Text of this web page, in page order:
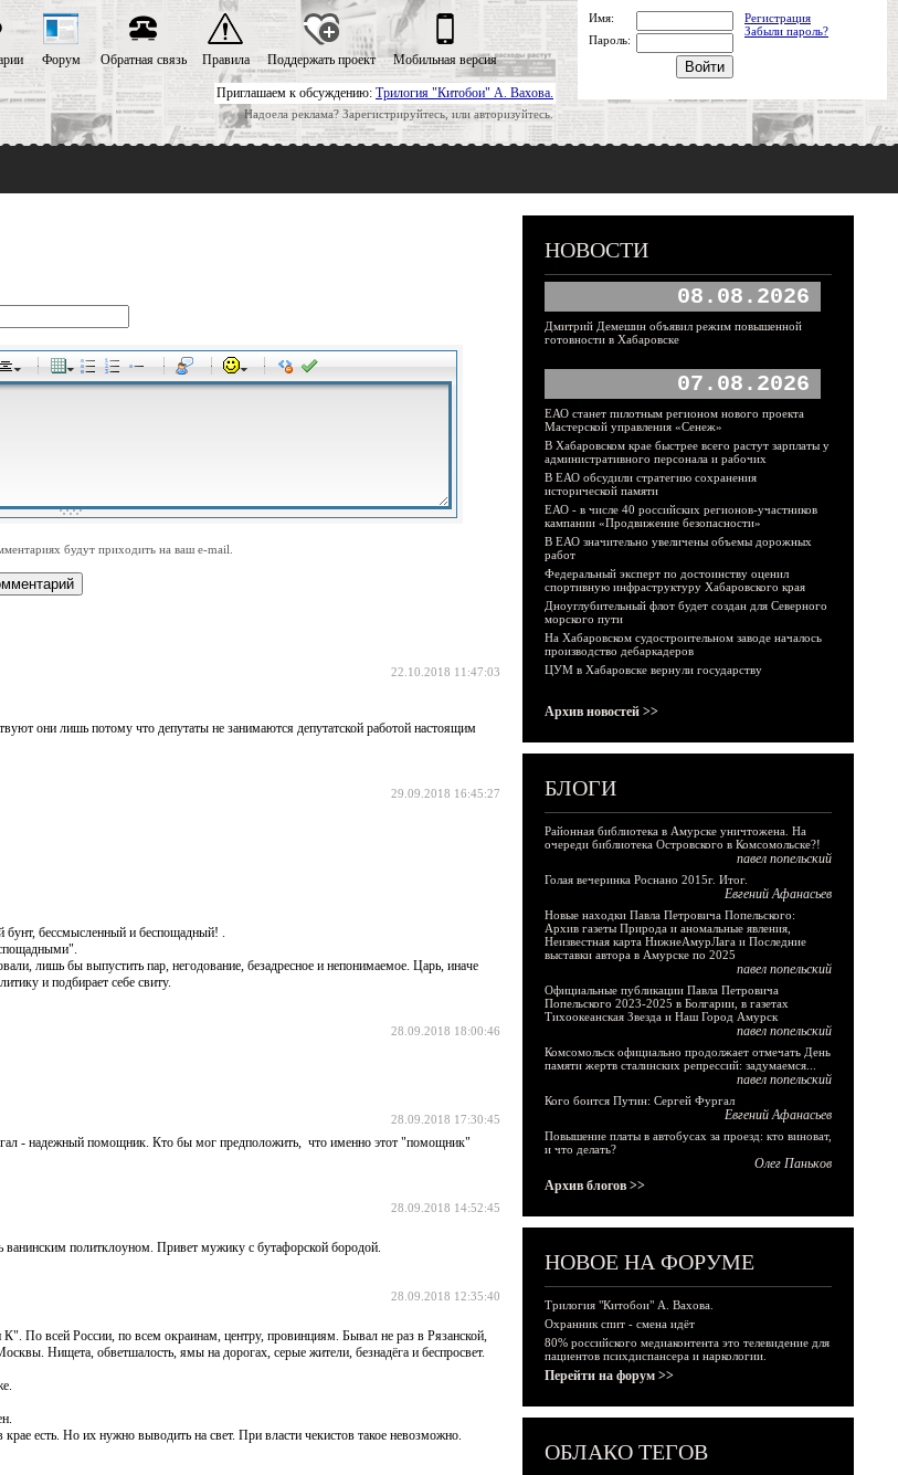
Приглашаем к обсуждению: Трилогия "Китобои" А. Вахова.
Надоела реклама? Зарегистрируйтесь, или авторизуйтесь.
Форум Обратная связь Правила Поддержать проект Мобильная версия
Имя:
Регистрация
Забыли пароль?
Пароль:
-
-
-
-
-
-
-
-
-
-
-
-
-
-
-
-
-
будут приходить на ваш e-mail.
22.10.2018 11:47:03
они лишь потому что депутаты не занимаются депутатской работой настоящим
29.09.2018 16:45:27
бессмысленный и беспощадный! .
лишь бы выпустить пар, негодование, безадресное и непонимаемое. Царь, иначе
и подбирает себе свиту.
28.09.2018 18:00:46
28.09.2018 17:30:45
- надежный помощник. Кто бы мог предположить, что именно этот "помощник"
28.09.2018 14:52:45
ванинским политклоуном. Привет мужику с бутафорской бородой.
28.09.2018 12:35:40
По всей России, по всем окраинам, центру, провинциям. Бывал не раз в Рязанской,
Нищета, обветшалость, ямы на дорогах, серые жители, безнадёга и беспросвет.
есть. Но их нужно выводить на свет. При власти чекистов такое невозможно.
НОВОСТИ
08.08.2026
Дмитрий Демешин объявил режим повышенной
готовности в Хабаровске
07.08.2026
ЕАО станет пилотным регионом нового проекта
Мастерской управления «Сенеж»
В Хабаровском крае быстрее всего растут зарплаты у
административного персонала и рабочих
В ЕАО обсудили стратегию сохранения
исторической памяти
ЕАО - в числе 40 российских регионов-участников
кампании «Продвижение безопасности»
В ЕАО значительно увеличены объемы дорожных
работ
Федеральный эксперт по достоинству оценил
спортивную инфраструктуру Хабаровского края
Дноуглубительный флот будет создан для Северного
морского пути
На Хабаровском судостроительном заводе началось
производство дебаркадеров
ЦУМ в Хабаровске вернули государству
Архив новостей >>
БЛОГИ
Районная библиотека в Амурске уничтожена. На
очереди библиотека Островского в Комсомольске?!
павел попельский
Голая вечеринка Роснано 2015г. Итог.
Евгений Афанасьев
Новые находки Павла Петровича Попельского:
Архив газеты Природа и аномальные явления,
Неизвестная карта НижнеАмурЛага и Последние
выставки автора в Амурске по 2025
павел попельский
Официальные публикации Павла Петровича
Попельского 2023-2025 в Болгарии, в газетах
Тихоокеанская Звезда и Наш Город Амурск
павел попельский
Комсомольск официально продолжает отмечать День
памяти жертв сталинских репрессий: задумаемся...
павел попельский
Кого боится Путин: Сергей Фургал
Евгений Афанасьев
Повышение платы в автобусах за проезд: кто виноват,
и что делать?
Олег Паньков
Архив блогов >>
НОВОЕ НА ФОРУМЕ
Трилогия "Китобои" А. Вахова.
Охранник спит - смена идёт
80% российского медиаконтента это телевидение для
пациентов психдиспансера и наркологии.
Перейти на форум >>
ОБЛАКО ТЕГОВ